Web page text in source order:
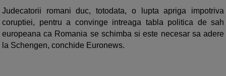
Judecatorii romani duc, totodata, o lupta apriga impotriva
coruptiei, pentru a convinge intreaga tabla politica de sah
europeana ca Romania se schimba si este necesar sa adere
la Schengen, conchide Euronews.